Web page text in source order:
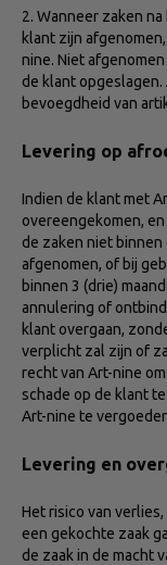
2. Wanneer zaken
klant zijn
nine. Niet
de klant opgeslagen.
bevoegdheid van
Levering op
Indien de klant met
overeengekomen,
de zaken niet
afgenomen, of bij
binnen 3 (drie)
annulering of
klant overgaan,
verplicht zal zijn of
recht van Art-nine
schade op de klant
Art-nine te
Levering en
Het risico van
een gekochte zaak
de zaak in de macht